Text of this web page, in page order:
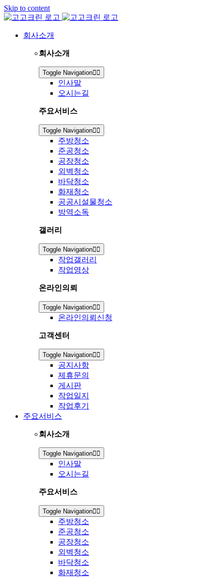
Skip to content
회사소개
회사소개
Toggle Navigation
인사말
오시는길
주요서비스
Toggle Navigation
주방청소
준공청소
공장청소
외벽청소
바닥청소
화재청소
공공시설물청소
방역소독
갤러리
Toggle Navigation
작업갤러리
작업영상
온라인의뢰
Toggle Navigation
온라인의뢰신청
고객센터
Toggle Navigation
공지사항
제휴문의
게시판
작업일지
작업후기
주요서비스
회사소개
Toggle Navigation
인사말
오시는길
주요서비스
Toggle Navigation
주방청소
준공청소
공장청소
외벽청소
바닥청소
화재청소